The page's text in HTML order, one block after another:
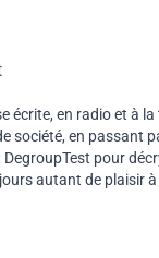
écrite, en radio et à
société, en passant
pour
autant de plaisir à